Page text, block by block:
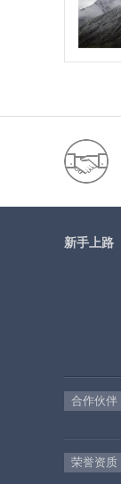
新手上路
合作伙伴
荣誉资质